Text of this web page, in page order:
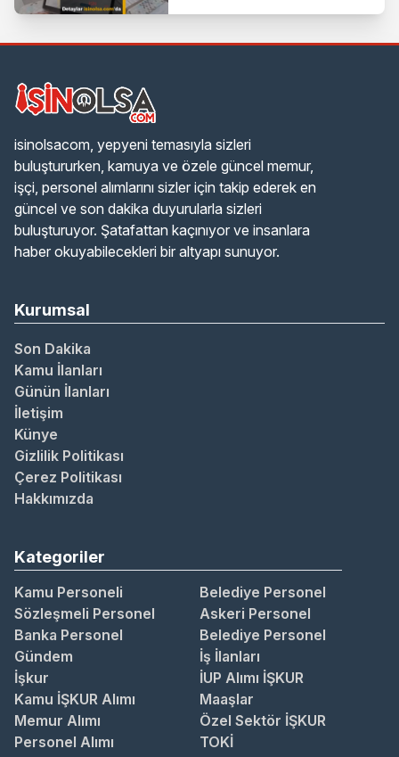
Yerleştirme Takvimi
isinolsacom, yepyeni temasıyla sizleri
buluştururken, kamuya ve özele güncel memur,
işçi, personel alımlarını sizler için takip ederek en
güncel ve son dakika duyurularla sizleri
buluşturuyor. Şatafattan kaçınıyor ve insanlara
haber okuyabilecekleri bir altyapı sunuyor.
Kurumsal
Son Dakika
Kamu İlanları
Günün İlanları
İletişim
Künye
Gizlilik Politikası
Çerez Politikası
Hakkımızda
Kategoriler
Kamu Personeli
Belediye Personel
Sözleşmeli Personel
Askeri Personel
Banka Personel
Belediye Personel
Gündem
İş İlanları
İşkur
İUP Alımı İŞKUR
Kamu İŞKUR Alımı
Maaşlar
Memur Alımı
Özel Sektör İŞKUR
Personel Alımı
TOKİ